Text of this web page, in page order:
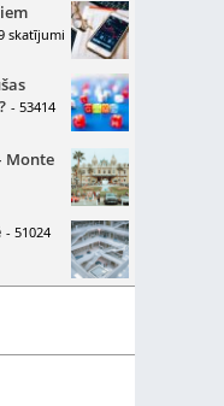
skatījumi
- 53414
Monte
- 51024